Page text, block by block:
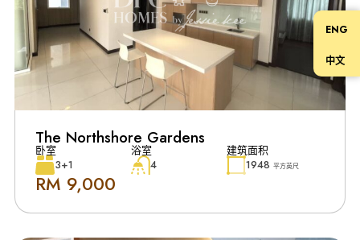
The Northshore Gardens
卧室
3+1
浴室
4
建筑面积
1948 平方英尺
RM 9,000
ENG
中文